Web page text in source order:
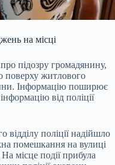
на місці
підозру громадянину,
поверху житлового
Інформацію поширює
від поліції
відділу поліції надійшло
помешкання на вулиці
місце події прибула